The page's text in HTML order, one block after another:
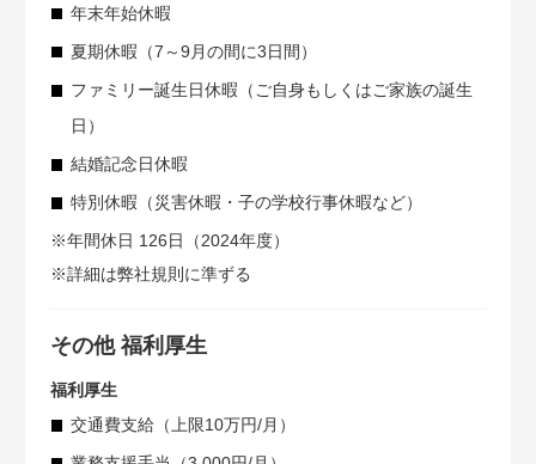
年末年始休暇
夏期休暇（7～9月の間に3日間）
ファミリー誕生日休暇（ご自身もしくはご家族の誕生
日）
結婚記念日休暇
特別休暇（災害休暇・子の学校行事休暇など）
※年間休日 126日（2024年度）
※詳細は弊社規則に準ずる
その他 福利厚生
福利厚生
交通費支給（上限10万円/月）